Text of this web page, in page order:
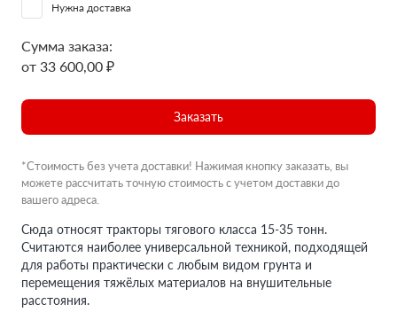
Нужна доставка
Сумма заказа:
от 33 600,00 ₽
Заказать
*Стоимость без учета доставки! Нажимая кнопку заказать, вы
можете рассчитать точную стоимость с учетом доставки до
вашего адреса.
Сюда относят тракторы тягового класса 15-35 тонн.
Считаются наиболее универсальной техникой, подходящей
для работы практически с любым видом грунта и
перемещения тяжёлых материалов на внушительные
расстояния.